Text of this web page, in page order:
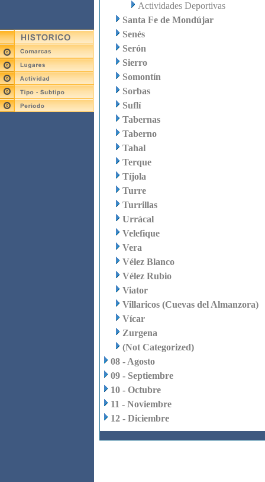
Actividades Deportivas
Santa Fe de Mondújar
Senés
Serón
Sierro
Somontín
Sorbas
Suflí
Tabernas
Taberno
Tahal
Terque
Tíjola
Turre
Turrillas
Urrácal
Velefique
Vera
Vélez Blanco
Vélez Rubio
Viator
Villaricos (Cuevas del Almanzora)
Vícar
Zurgena
(Not Categorized)
08 - Agosto
09 - Septiembre
10 - Octubre
11 - Noviembre
12 - Diciembre